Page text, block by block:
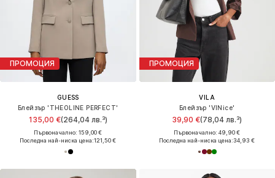
ПРОМОЦИЯ
GUESS
Блейзър 'THEOLINE PERFECT'
135,00 €(264,04 лв.³)
Първоначално: 159,00 €
Последна най-ниска цена:121,50 €
ПРОМОЦИЯ
VILA
Блейзър 'VINice'
39,90 €(78,04 лв.³)
Първоначално: 49,90 €
Последна най-ниска цена:34,93 €